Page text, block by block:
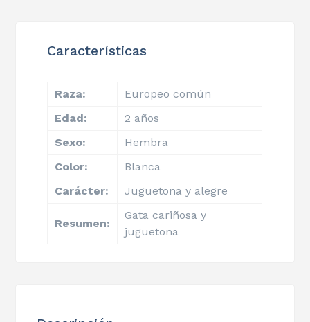
Características
Raza:
Europeo común
Edad:
2 años
Sexo:
Hembra
Color:
Blanca
Carácter:
Juguetona y alegre
Resumen:
Gata cariñosa y
juguetona